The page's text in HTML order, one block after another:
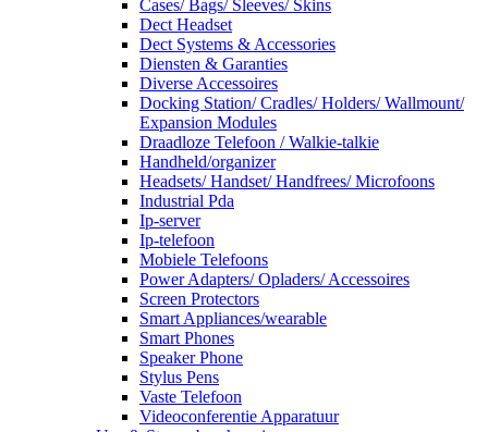
Cases/ Bags/ Sleeves/ Skins
Dect Headset
Dect Systems & Accessories
Diensten & Garanties
Diverse Accessoires
Docking Station/ Cradles/ Holders/ Wallmount/
Expansion Modules
Draadloze Telefoon / Walkie-talkie
Handheld/organizer
Headsets/ Handset/ Handfrees/ Microfoons
Industrial Pda
Ip-server
Ip-telefoon
Mobiele Telefoons
Power Adapters/ Opladers/ Accessoires
Screen Protectors
Smart Appliances/wearable
Smart Phones
Speaker Phone
Stylus Pens
Vaste Telefoon
Videoconferentie Apparatuur